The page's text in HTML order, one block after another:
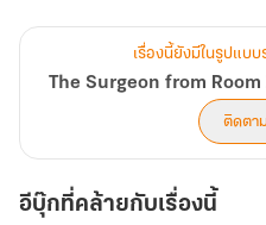
เรื่องนี้ยังมีในรูปแบ
ติดตา
อีบุ๊กที่คล้ายกับเรื่องนี้